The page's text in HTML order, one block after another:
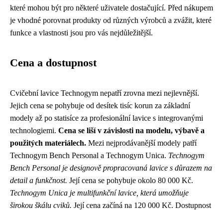
které mohou být pro některé uživatele dostačující. Před nákupem
je vhodné porovnat produkty od různých výrobců a zvážit, které
funkce a vlastnosti jsou pro vás nejdůležitější.
Cena a dostupnost
Cvičební lavice Technogym nepatří zrovna mezi nejlevnější.
Jejich cena se pohybuje od desítek tisíc korun za základní
modely až po statisíce za profesionální lavice s integrovanými
technologiemi. Cena se liší v závislosti na modelu, výbavě a
použitých materiálech. Mezi nejprodávanější modely patří
Technogym Bench Personal a Technogym Unica. Technogym
Bench Personal je designově propracovaná lavice s důrazem na
detail a funkčnost. Její cena se pohybuje okolo 80 000 Kč.
Technogym Unica je multifunkční lavice, která umožňuje
širokou škálu cviků. Její cena začíná na 120 000 Kč. Dostupnost